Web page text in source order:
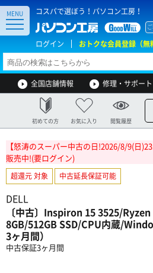
コスパで選ぼう！パソコン工房！
ログイン おトクな会員登録（無
MENU
全国店舗情報 修理・サポート
初めての方 お気に入り 閲覧履歴
【怒涛のスーパー中古の日!2026/8/9(日
販売中!(要ログイン)
超還元 対象 中古延長保証可能
DELL
〔中古〕Inspiron 15 3525/
8GB/512GB SSD/CPU内蔵/
3ヶ月間）
中古保証3ヶ月間